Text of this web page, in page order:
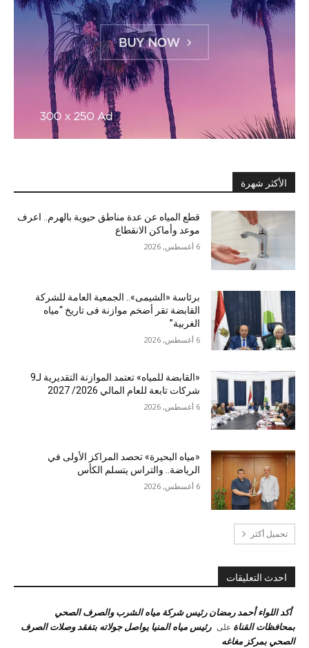
الأكثر شهرة
قطع المياه عن عدة مناطق حيوية بالهرم.. اعرف
موعد وأماكن الانقطاع
6 أغسطس, 2026
برئاسة «الشيمى».. الجمعية العامة للشركة
القابضة تقر أضخم موازنة فى تاريخ “مياه
الغربية”
6 أغسطس, 2026
«القابضة للمياه» تعتمد الموازنة التقديرية لـ9
شركات تابعة للعام المالي 2026/ 2027
6 أغسطس, 2026
«مياه البحيرة» تحصد المراكز الأولى في
الرياضة.. والتراس يتسلم الكأس
6 أغسطس, 2026
تحميل أكثر
احدث التعليقات
أكد اللواء أحمد رمضان رئيس شركة مياه الشرب والصرف الصحي
بمحافظات القناة على رئيس مياه المنيا يواصل جولاته بتفقد وصلات الصرف
الصحي بمركز مغاغه